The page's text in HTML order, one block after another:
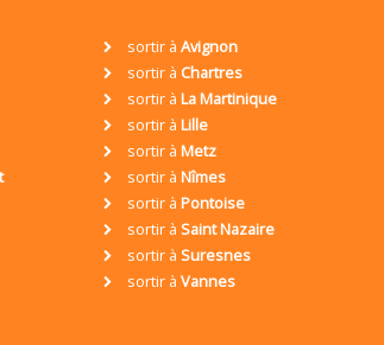
sortir à Avignon
sortir à Chartres
sortir à La Martinique
sortir à Lille
sortir à Metz
sortir à Nîmes
sortir à Pontoise
sortir à Saint Nazaire
sortir à Suresnes
sortir à Vannes